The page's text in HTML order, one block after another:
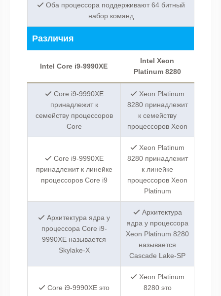
Оба процессора поддерживают 64 битный
набор команд
Различия
Intel Core i9-9990XE
Intel Xeon
Platinum 8280
Core i9-9990XE
принадлежит к
семейству процессоров
Core
Xeon Platinum
8280 принадлежит
к семейству
процессоров Xeon
Core i9-9990XE
принадлежит к линейке
процессоров Core i9
Xeon Platinum
8280 принадлежит
к линейке
процессоров Xeon
Platinum
Архитектура ядра у
процессора Core i9-
9990XE называется
Skylake-X
Архитектура
ядра у процессора
Xeon Platinum 8280
называется
Cascade Lake-SP
Core i9-9990XE это
Xeon Platinum
8280 это